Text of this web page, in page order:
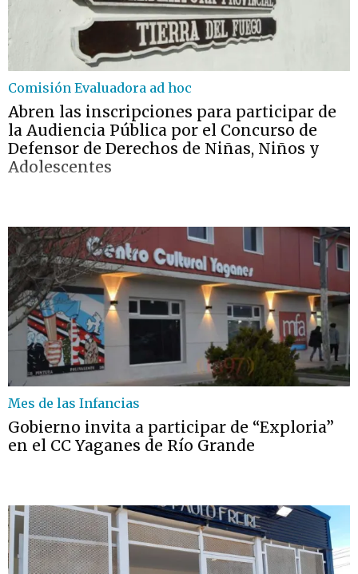
Comisión Evaluadora ad hoc
Abren las inscripciones para participar de
la Audiencia Pública por el Concurso de
Defensor de Derechos de Niñas, Niños y
Adolescentes
Mes de las Infancias
Gobierno invita a participar de “Exploria”
en el CC Yaganes de Río Grande